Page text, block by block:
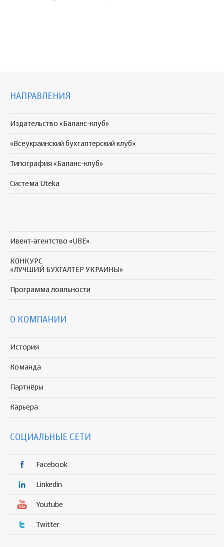
НАПРАВЛЕНИЯ
Издательство «Баланс-клуб»
«Всеукраинский бухгалтерский клуб»
Типография «Баланс-клуб»
Система Uteka
Ивент-агентство «UBE»
КОНКУРС
«ЛУЧШИЙ БУХГАЛТЕР УКРАИНЫ»
Программа лояльности
О КОМПАНИИ
История
Команда
Партнёры
Карьера
СОЦИАЛЬНЫЕ СЕТИ
Facebook
Linkedin
Youtube
Twitter